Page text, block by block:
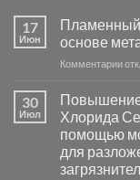
17
Июн
Пламенный
основе
Комментариик
и
на
30
Июл
Повышение
Хлорида
помощью
для